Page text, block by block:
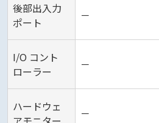
後部出入力
ポート
－
I/O コント
ローラー
－
ハードウェ
－